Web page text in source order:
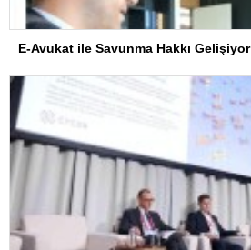
E-Avukat ile Savunma Hakkı Gelişiyor